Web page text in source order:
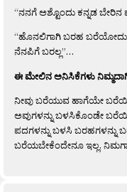
“ನನಗೆ ಅಶ್ಟೊಂದು ಕನ್ನಡ ಬೇರಿನ
“ಹೊನಲಿಗಾಗಿ ಬರಹ ಬರೆಯೋದು
ನೆನಪಿಗೆ ಬರಲ್ಲ”…
ಈ ಮೇಲಿನ ಅನಿಸಿಕೆಗಳು
ನೀವು ಬರೆಯುವ ಹಾಗೆಯೇ
ಅವುಗಳನ್ನು ಬಳಸಿಕೊಂಡೇ
ಪದಗಳನ್ನು ಬಳಸಿ ಬರಹಗಳನ್ನು
ಬರೆಯಬೇಕೆಂದೇನೂ ಇಲ್ಲ.